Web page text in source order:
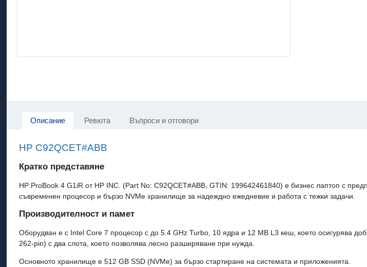
Описание Ревюта Въпроси и отговори
HP C92QCET#ABB
Кратко представяне
HP ProBook 4 G1iR от HP INC. (Part No: C92QCET#ABB, GTIN: 199642461840) е бизнес лаптоп с
съвременен процесор и бързо NVMe хранилище за надеждно ежедневие и работа с тежки задачи.
Производителност и памет
Оборудван е с Intel Core 7 процесор с до 5.4 GHz Turbo, 10 ядра и 12 MB L3 кеш, което осигурява
262-pin) с два слота, което позволява лесно разширяване при нужда.
Основното хранилище е 512 GB SSD (NVMe) за бързо стартиране на системата и приложенията.